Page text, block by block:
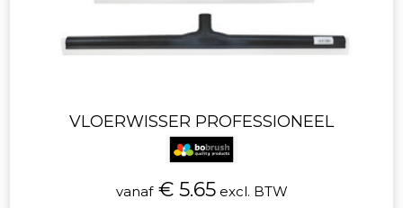
VLOERWISSER PROFESSIONEEL
vanaf€ 5.65excl. BTW